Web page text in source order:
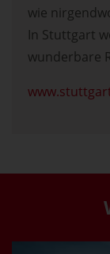
wie
In Stuttgart
wunderbare